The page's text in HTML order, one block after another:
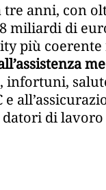
anni, con
miliardi di
più
datori di